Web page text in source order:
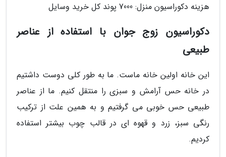
هزینه دکوراسیون منزل: 7000 پوند کل خرید وسایل
دکوراسیون زوج جوان با استفاده از عناصر
طبیعی
این خانه اولین خانه ماست. ما به طور کلی دوست داشتیم
در خانه حس آرامش و سبزی را منتقل کنیم. ما از عناصر
طبیعی حس خوبی می گرفتیم و به همین علت از ترکیب
رنگی سبز، زرد و قهوه ای در قالب چوب بیشتر استفاده
کردیم.